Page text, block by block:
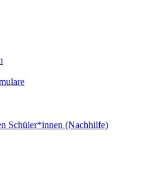
Schüler*innen (Nachhilfe)